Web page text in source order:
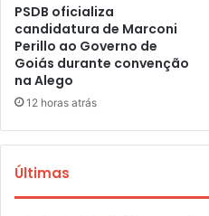
PSDB oficializa
candidatura de Marconi
Perillo ao Governo de
Goiás durante convenção
na Alego
12 horas atrás
Últimas